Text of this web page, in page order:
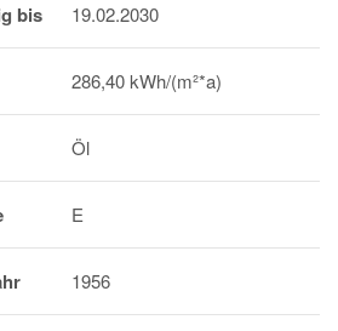
bis 19.02.2030
286,40 kWh/(m²*a)
Öl
E
1956